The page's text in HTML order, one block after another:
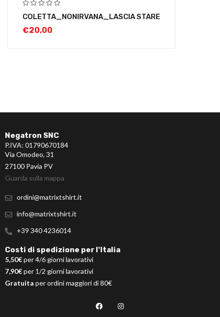
COLETTA_NONIRVANA_LASCIA STARE
€20,00
Negatron SNC
P.IVA: 01790670184
Via Omodeo, 31
27100 Pavia PV
Guarda sulla mappa
ordini@matrixtshirt.it
info@matrixtshirt.it
+39 340 4236014
Costi di spedizione per l'Italia
5,50€per 4/6 giorni lavorativi
7,90€per 1/2 giorni lavorativi
Gratuita per ordini maggiori di 80€